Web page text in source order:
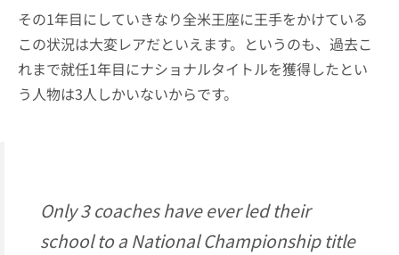
その1年目にしていきなり全米王座に王手をかけている
この状況は大変レアだといえます。というのも、過去こ
れまで就任1年目にナショナルタイトルを獲得したとい
う人物は3人しかいないからです。
Only 3 coaches have ever led their
school to a National Championship title